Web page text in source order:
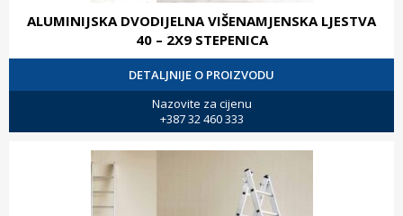
ALUMINIJSKA DVODIJELNA VIŠENAMJENSKA LJESTVA
40 – 2X9 STEPENICA
DETALJNIJE O PROIZVODU
Nazovite za cijenu
+387 32 460 333